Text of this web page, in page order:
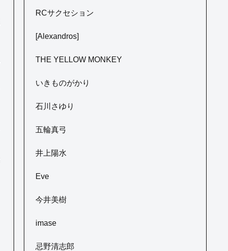
RCサクセション
[Alexandros]
THE YELLOW MONKEY
いきものがかり
石川さゆり
五輪真弓
井上陽水
Eve
今井美樹
imase
忌野清志郎